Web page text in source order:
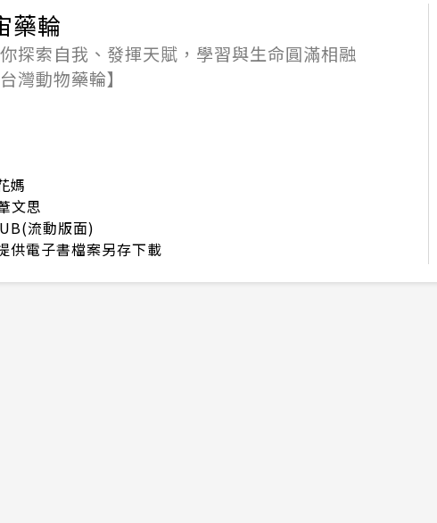
藥輪
探索自我、發揮天賦，學習與生命圓滿相融
灣動物藥輪】
媽
文思
流動版面)
供電子書檔案另存下載